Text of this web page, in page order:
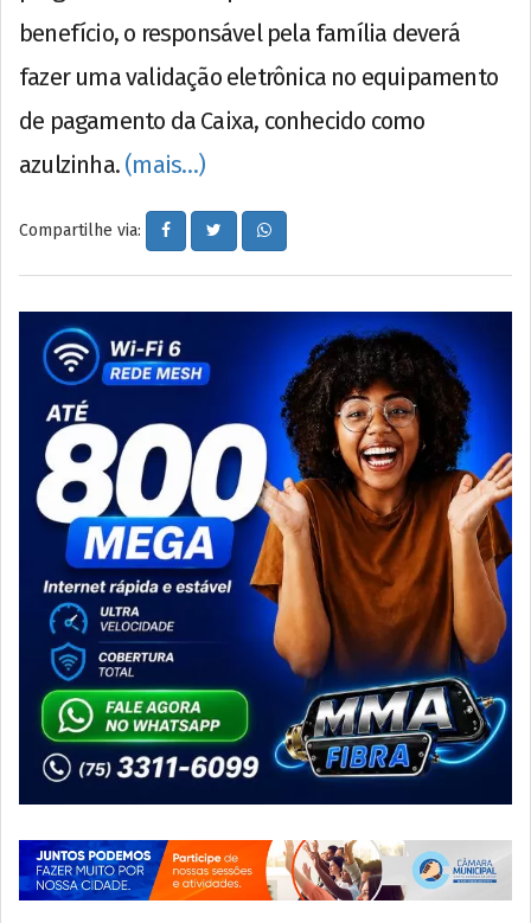
benefício, o responsável pela família deverá
fazer uma validação eletrônica no equipamento
de pagamento da Caixa, conhecido como
azulzinha. (mais…)
Compartilhe via: